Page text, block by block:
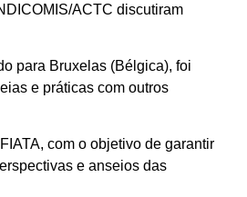
ACTC discutiram
para Bruxelas (Bélgica), foi
e práticas com outros
com o objetivo de garantir
e anseios das